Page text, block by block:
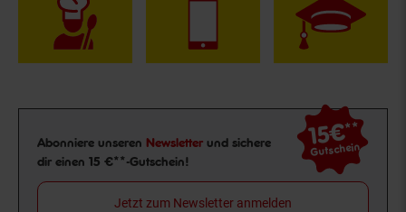
Newsletter Anmeldung
Abonniere unseren Newsletter und sichere
dir einen 15 €**-Gutschein!
15€**
Gutschein
Jetzt zum Newsletter anmelden